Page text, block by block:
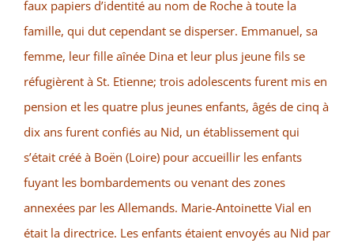
faux papiers d’identité au nom de Roche à toute la
famille, qui dut cependant se disperser. Emmanuel, sa
femme, leur fille aînée Dina et leur plus jeune fils se
réfugièrent à St. Etienne; trois adolescents furent mis en
pension et les quatre plus jeunes enfants, âgés de cinq à
dix ans furent confiés au Nid, un établissement qui
s’était créé à Boën (Loire) pour accueillir les enfants
fuyant les bombardements ou venant des zones
annexées par les Allemands. Marie-Antoinette Vial en
était la directrice. Les enfants étaient envoyés au Nid par